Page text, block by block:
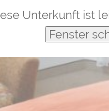
Unterkunft ist
Fenster